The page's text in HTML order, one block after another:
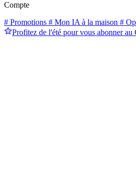
Compte
# Promotions # Mon IA à la maison #
Profitez de l'été pour vous abonner au